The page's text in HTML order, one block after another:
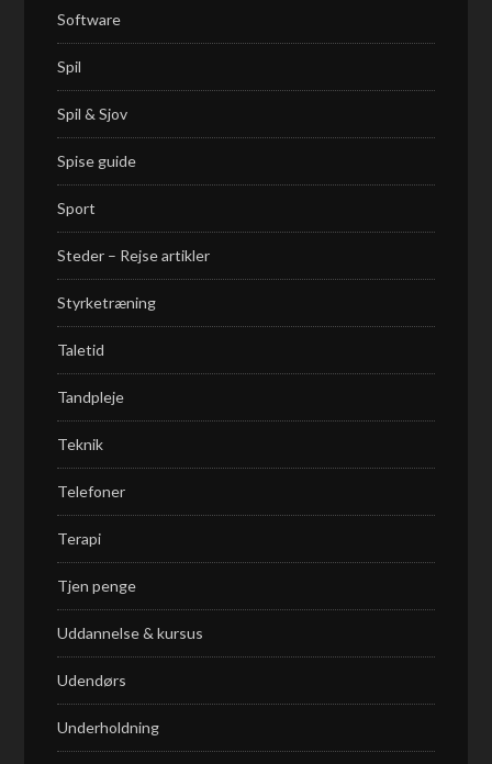
Software
Spil
Spil & Sjov
Spise guide
Sport
Steder – Rejse artikler
Styrketræning
Taletid
Tandpleje
Teknik
Telefoner
Terapi
Tjen penge
Uddannelse & kursus
Udendørs
Underholdning